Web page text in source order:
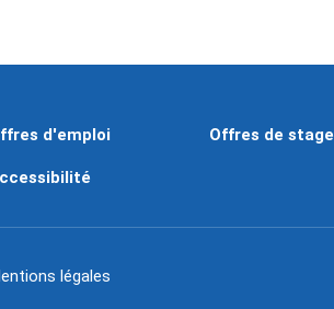
d'emploi Offres de stage
légales